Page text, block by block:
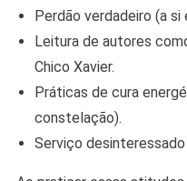
Perdão verdadeiro (a si
Leitura de autores
Chico Xavier.
Práticas de cura
constelação).
Serviço desinteressado